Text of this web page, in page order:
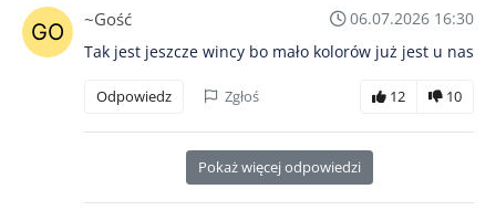
~Gość
06.07.2026 16:30
Tak jest jeszcze wincy bo mało kolorów już jest u nas
Odpowiedz Zgłoś 12 10
Pokaż więcej odpowiedzi